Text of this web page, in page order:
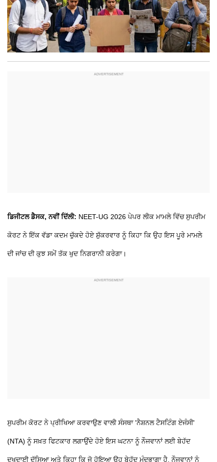
ਡਿਜੀਟਲ ਡੈਸਕ, ਨਵੀਂ ਦਿੱਲੀ: NEET-UG 2026 ਪੇਪਰ ਲੀਕ ਮਾਮਲੇ ਵਿੱਚ ਸੁਪਰੀਮ
ਕੋਰਟ ਨੇ ਇੱਕ ਵੱਡਾ ਕਦਮ ਚੁੱਕਦੇ ਹੋਏ ਸ਼ੁੱਕਰਵਾਰ ਨੂੰ ਕਿਹਾ ਕਿ ਉਹ ਇਸ ਪੂਰੇ ਮਾਮਲੇ
ਦੀ ਜਾਂਚ ਦੀ ਕੁਝ ਸਮੇਂ ਤੱਕ ਖੁਦ ਨਿਗਰਾਨੀ ਕਰੇਗਾ।
ਸੁਪਰੀਮ ਕੋਰਟ ਨੇ ਪ੍ਰੀਖਿਆ ਕਰਵਾਉਣ ਵਾਲੀ ਸੰਸਥਾ 'ਨੈਸ਼ਨਲ ਟੈਸਟਿੰਗ ਏਜੰਸੀ'
(NTA) ਨੂੰ ਸਖ਼ਤ ਫਿਟਕਾਰ ਲਗਾਉਂਦੇ ਹੋਏ ਇਸ ਘਟਨਾ ਨੂੰ ਨੌਜਵਾਨਾਂ ਲਈ ਬੇਹੱਦ
ਦੁਖਦਾਈ ਦੱਸਿਆ ਅਤੇ ਕਿਹਾ ਕਿ ਜੋ ਹੋਇਆ ਉਹ ਬੇਹੱਦ ਮੰਦਭਾਗਾ ਹੈ, ਨੌਜਵਾਨਾਂ ਨੂੰ